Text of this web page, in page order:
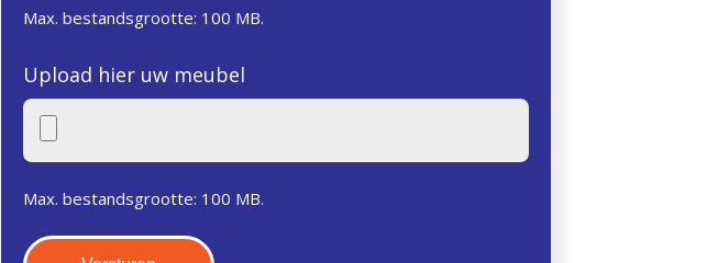
Max. bestandsgrootte: 100 MB.
Upload hier uw meubel
Max. bestandsgrootte: 100 MB.